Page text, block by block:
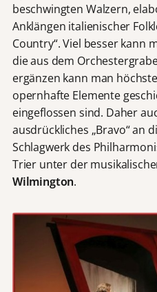
beschwingten Walzern,
Anklängen italienischer
Country“. Viel besser kann
die aus dem
ergänzen kann man
opernhafte Elemente
eingeflossen sind. Daher
ausdrückliches „Bravo“ an
Schlagwerk des
Trier unter der
Wilmington.